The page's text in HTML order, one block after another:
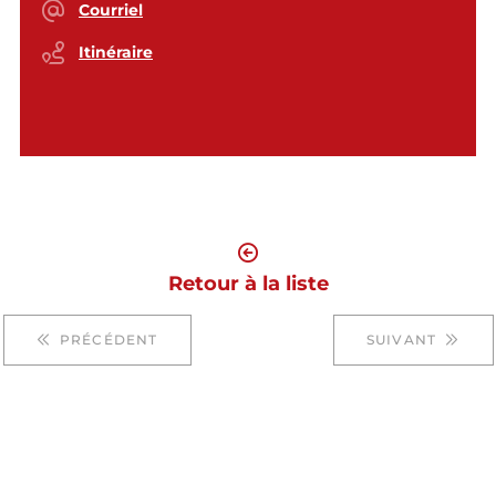
Courriel
Itinéraire
PRÉCÉDENT
Retour à la liste
SUIVANT